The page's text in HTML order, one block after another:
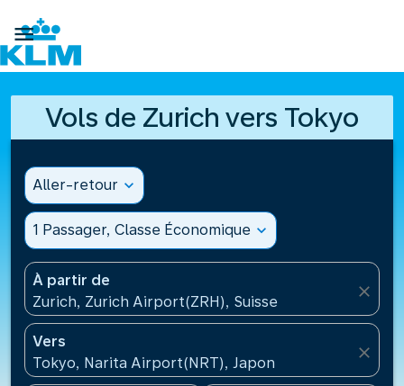

Vols de Zurich vers Tokyo
Aller-retour expand_more
1 Passager, Classe Économique expand_more
À partir de
Zurich, Zurich Airport(ZRH), Suisse
close
Vers
Tokyo, Narita Airport(NRT), Japon
close